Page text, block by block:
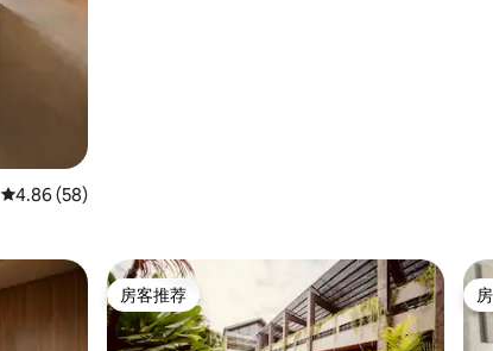
平均评分 4.86 分（满分 5 分），共 58 条评价
4.86 (58)
房客推荐
房客推荐